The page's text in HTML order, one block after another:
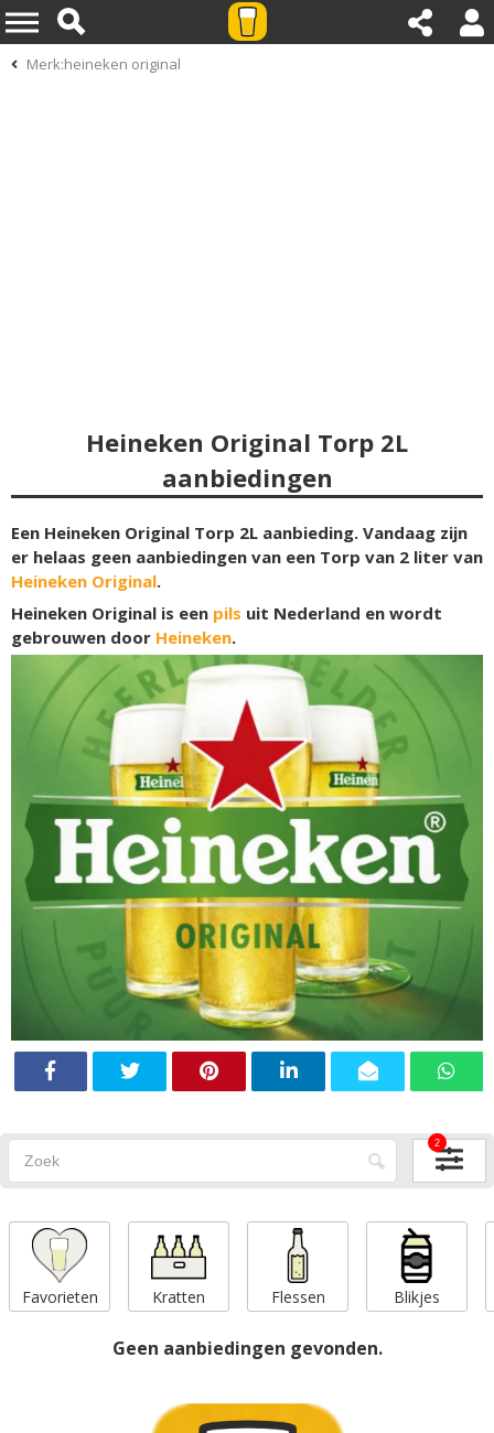
Merk:heineken original
Heineken Original Torp 2L
aanbiedingen
Een Heineken Original Torp 2L aanbieding. Vandaag zijn
er helaas geen aanbiedingen van een Torp van 2 liter van
Heineken Original.
Heineken Original is een pils uit Nederland en wordt
gebrouwen door Heineken.
2
Favorieten Kratten Flessen Blikjes
Geen aanbiedingen gevonden.